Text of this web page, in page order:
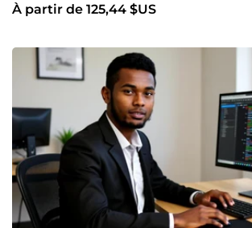
À partir de 125,44 $US